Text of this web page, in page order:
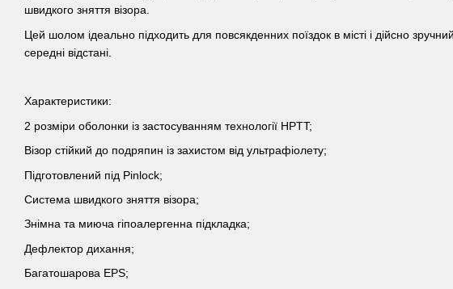
швидкого зняття візора.
Цей шолом ідеально підходить для повсякденних поїздок в місті і дійсно
середні відстані.
Характеристики:
2 розміри оболонки із застосуванням технології HPTT;
Візор стійкий до подряпин із захистом від ультрафіолету;
Підготовлений під Pinlock;
Система швидкого зняття візора;
Знімна та миюча гіпоалергенна підкладка;
Дефлектор дихання;
Багатошарова EPS;